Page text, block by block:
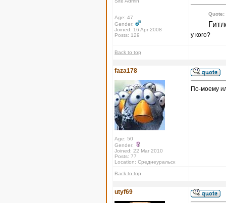
Age: 47
Gender:
Joined: 16 Apr 2008
Posts: 129
Quote:
у кого?
Back to top
faza178
Age: 50
Gender:
Joined: 22 Mar 2010
Posts: 77
Location: Среднеуральск
По-моему
Back to top
utyf69